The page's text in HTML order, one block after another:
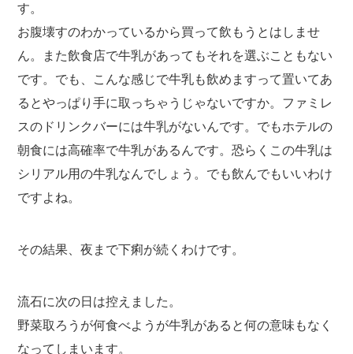
す。
お腹壊すのわかっているから買って飲もうとはしませ
ん。また飲食店で牛乳があってもそれを選ぶこともない
です。でも、こんな感じで牛乳も飲めますって置いてあ
るとやっぱり手に取っちゃうじゃないですか。ファミレ
スのドリンクバーには牛乳がないんです。でもホテルの
朝食には高確率で牛乳があるんです。恐らくこの牛乳は
シリアル用の牛乳なんでしょう。でも飲んでもいいわけ
ですよね。
その結果、夜まで下痢が続くわけです。
流石に次の日は控えました。
野菜取ろうが何食べようが牛乳があると何の意味もなく
なってしまいます。